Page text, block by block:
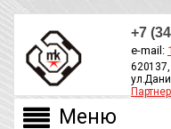
+7
e-mail:
620137,